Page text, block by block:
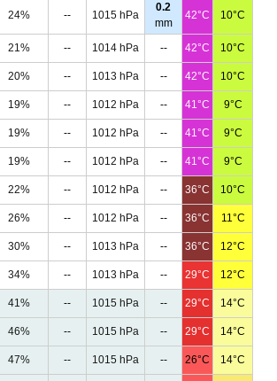
24% -- 1015 hPa
0.2
mm
42°C 10°C
21% -- 1014 hPa -- 42°C 10°C
20% -- 1013 hPa -- 42°C 10°C
19% -- 1012 hPa -- 41°C 9°C
19% -- 1012 hPa -- 41°C 9°C
19% -- 1012 hPa -- 41°C 9°C
22% -- 1012 hPa -- 36°C 10°C
26% -- 1012 hPa -- 36°C 11°C
30% -- 1013 hPa -- 36°C 12°C
34% -- 1013 hPa -- 29°C 12°C
41% -- 1015 hPa -- 29°C 14°C
46% -- 1015 hPa -- 29°C 14°C
47% -- 1015 hPa -- 26°C 14°C